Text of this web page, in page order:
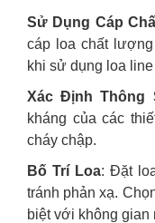
Sử Dụng Cáp
cáp loa chất
khi sử dụng loa line
Xác Định Thông
kháng của các
cháy chập.
Bố Trí Loa: Đặt
tránh phản xạ.
biệt với không gian